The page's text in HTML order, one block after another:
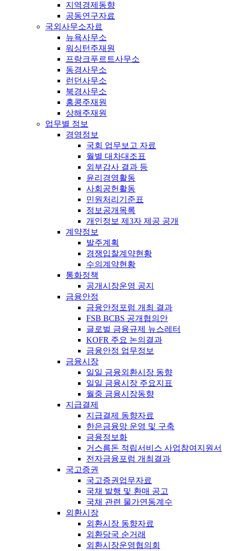
지역경제동향
공동연구자료
국외사무소자료
뉴욕사무소
워싱턴주재원
프랑크푸르트사무소
동경사무소
런던사무소
북경사무소
홍콩주재원
상해주재원
업무별 정보
경영정보
국회 업무보고 자료
월별 대차대조표
외부감사 결과 등
윤리경영활동
사회공헌활동
민원처리기준표
정보공개목록
개인정보 제3자 제공 공개
계약정보
발주계획
경쟁입찰계약현황
수의계약현황
통화정책
공개시장운영 공지
금융안정
금융안정포럼 개최 결과
FSB BCBS 공개협의안
글로벌 금융규제 뉴스레터
KOFR 주요 논의결과
금융안정 업무정보
금융시장
일일 금융외환시장 동향
일일 금융시장 주요지표
월중 금융시장동향
지급결제
지급결제 동향자료
한은금융망 운영 및 구축
금융정보화
거스름돈 적립서비스 사업참여지원서
전자금융포럼 개최결과
국고증권
국고증권업무자료
국채 발행 및 환매 공고
국채 관련 물가연동계수
외환시장
외환시장 동향자료
외환당국 순거래
외환시장운영협의회